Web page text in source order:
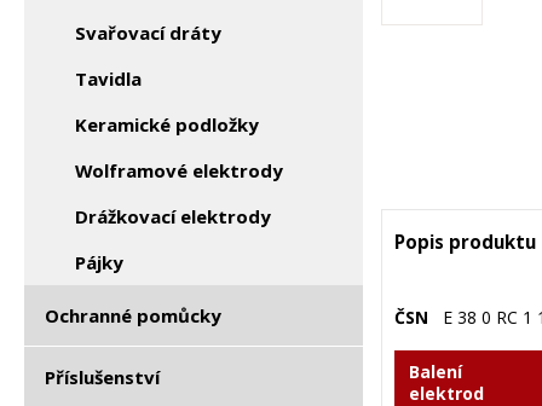
Svařovací dráty
Tavidla
Keramické podložky
Wolframové elektrody
Drážkovací elektrody
Pájky
Ochranné pomůcky
Příslušenství
Popis produktu
ČSN E 38 0 RC 1
Balení
elektrod